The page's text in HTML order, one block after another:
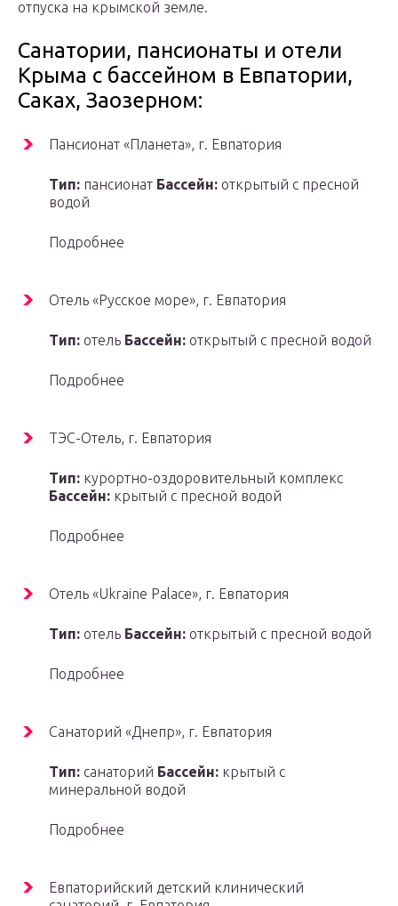
отпуска на крымской земле.
Санатории, пансионаты и отели
Крыма с бассейном в Евпатории,
Саках, Заозерном:
Пансионат «Планета», г. Евпатория
Тип: пансионат Бассейн: открытый с пресной
водой
Подробнее
Отель «Русское море», г. Евпатория
Тип: отель Бассейн: открытый с пресной водой
Подробнее
ТЭС-Отель, г. Евпатория
Тип: курортно-оздоровительный комплекс
Бассейн: крытый с пресной водой
Подробнее
Отель «Ukraine Palace», г. Евпатория
Тип: отель Бассейн: открытый с пресной водой
Подробнее
Санаторий «Днепр», г. Евпатория
Тип: санаторий Бассейн: крытый с
минеральной водой
Подробнее
Евпаторийский детский клинический